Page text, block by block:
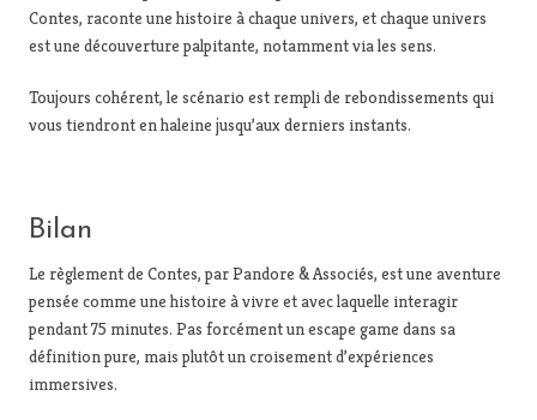
Contes, raconte une histoire à chaque univers, et chaque univers
est une découverture palpitante, notamment via les sens.
Toujours cohérent, le scénario est rempli de rebondissements qui
vous tiendront en haleine jusqu’aux derniers instants.
Bilan
Le règlement de Contes, par Pandore & Associés, est une aventure
pensée comme une histoire à vivre et avec laquelle interagir
pendant 75 minutes. Pas forcément un escape game dans sa
définition pure, mais plutôt un croisement d’expériences
immersives.